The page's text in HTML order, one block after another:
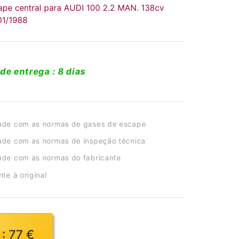
central para AUDI 100 2.2 MAN. 138cv
1988
entrega : 8 dias
com as normas de gases de escape
com as normas de inspeção técnica
com as normas do fabricante
à original
77 €